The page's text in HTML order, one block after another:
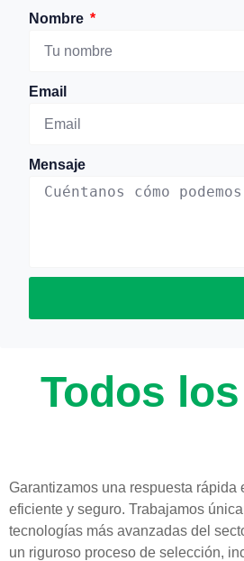
Nombre
Email
Mensaje
Todos
Garantizamos una respuesta
eficiente y seguro. Trabajamos
tecnologías más avanzadas del
un riguroso proceso de selección,